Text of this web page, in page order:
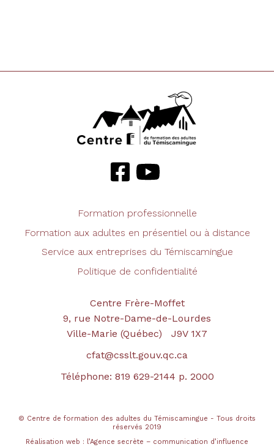
Formation professionnelle
Formation aux adultes en présentiel ou à distance
Service aux entreprises du Témiscamingue
Politique de confidentialité
Centre Frère-Moffet
9, rue Notre-Dame-de-Lourdes
Ville-Marie (Québec) J9V 1X7
cfat@csslt.gouv.qc.ca
Téléphone: 819 629-2144 p. 2000
© Centre de formation des adultes du Témiscamingue - Tous droits
réservés 2019
Réalisation web : l’Agence secrète – communication d’influence